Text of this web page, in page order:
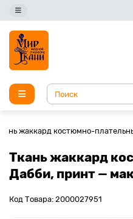
жаккард костюмно-
Ткань жаккард
Дабби, принт —
Код Товара: 2000027951